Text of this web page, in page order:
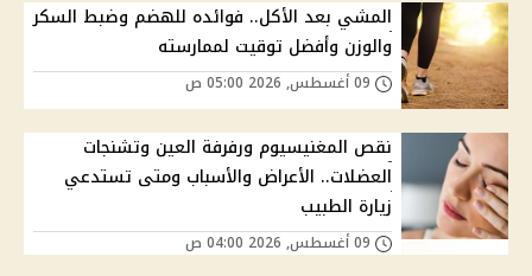
المشي بعد الأكل.. فوائده للهضم وضبط السكر
والوزن وأفضل توقيت لممارسته
نقص المغنيسيوم ورفرفة العين وتشنجات
العضلات.. الأعراض والأسباب ومتى تستدعي
زيارة الطبيب